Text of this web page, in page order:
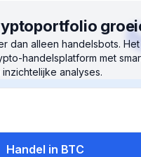
dan alleen handelsbots.
handelsplatform met
inzichtelijke analyses.
Handel in BTC